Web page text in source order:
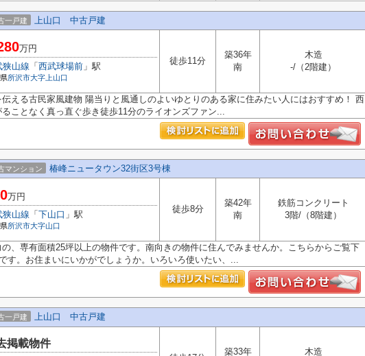
一戸建 上山口 中古戸建
万円
狭山線 「 西武球場前 」駅
所沢市大字上山口
徒歩11分
築36年
南
木造
-/（2階建）
える古民家風建物 陽当りと風通しのよいゆとりのある家に住みたい人にはおすすめ！ 西
ことなく真っ直ぐ歩き徒歩11分のライオンズファン...
マンション 椿峰ニュータウン32街区3号棟
万円
狭山線 「 下山口 」駅
所沢市大字山口
徒歩8分
築42年
南
鉄筋コンクリート
3階/（8階建）
、専有面積25坪以上の物件です。南向きの物件に住んでみませんか。こちらからご覧下
す。お住まいにいかがでしょうか。いろいろ使いたい、...
一戸建 上山口 中古戸建
掲載物件
築33年
木造